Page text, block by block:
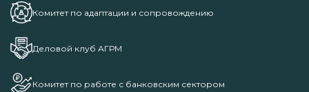
Комитет по адаптации и сопровождению
Деловой клуб АГРМ
Комитет по работе с банковским сектором